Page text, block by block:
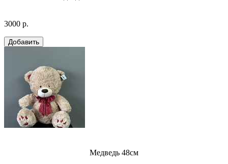
3000 р.
Медведь 48см